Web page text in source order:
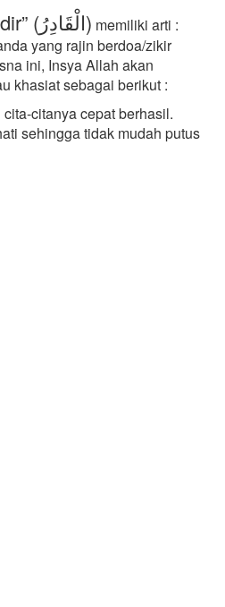
“Al Qoodir” (الْقَادِرُ) memiliki arti :
yang rajin berdoa/zikir
ini, Insya Allah akan
khasiat sebagai berikut :
citanya cepat berhasil.
sehingga tidak mudah putus